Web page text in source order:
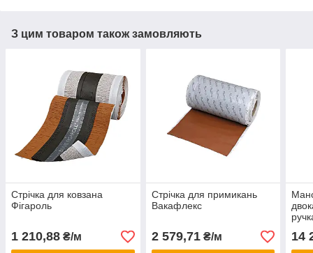
З цим товаром також замовляють
Стрічка для ковзана
Фігароль
1 210,88 ₴/м
Стрічка для примикань
Вакафлекс
2 579,71₴/м 14